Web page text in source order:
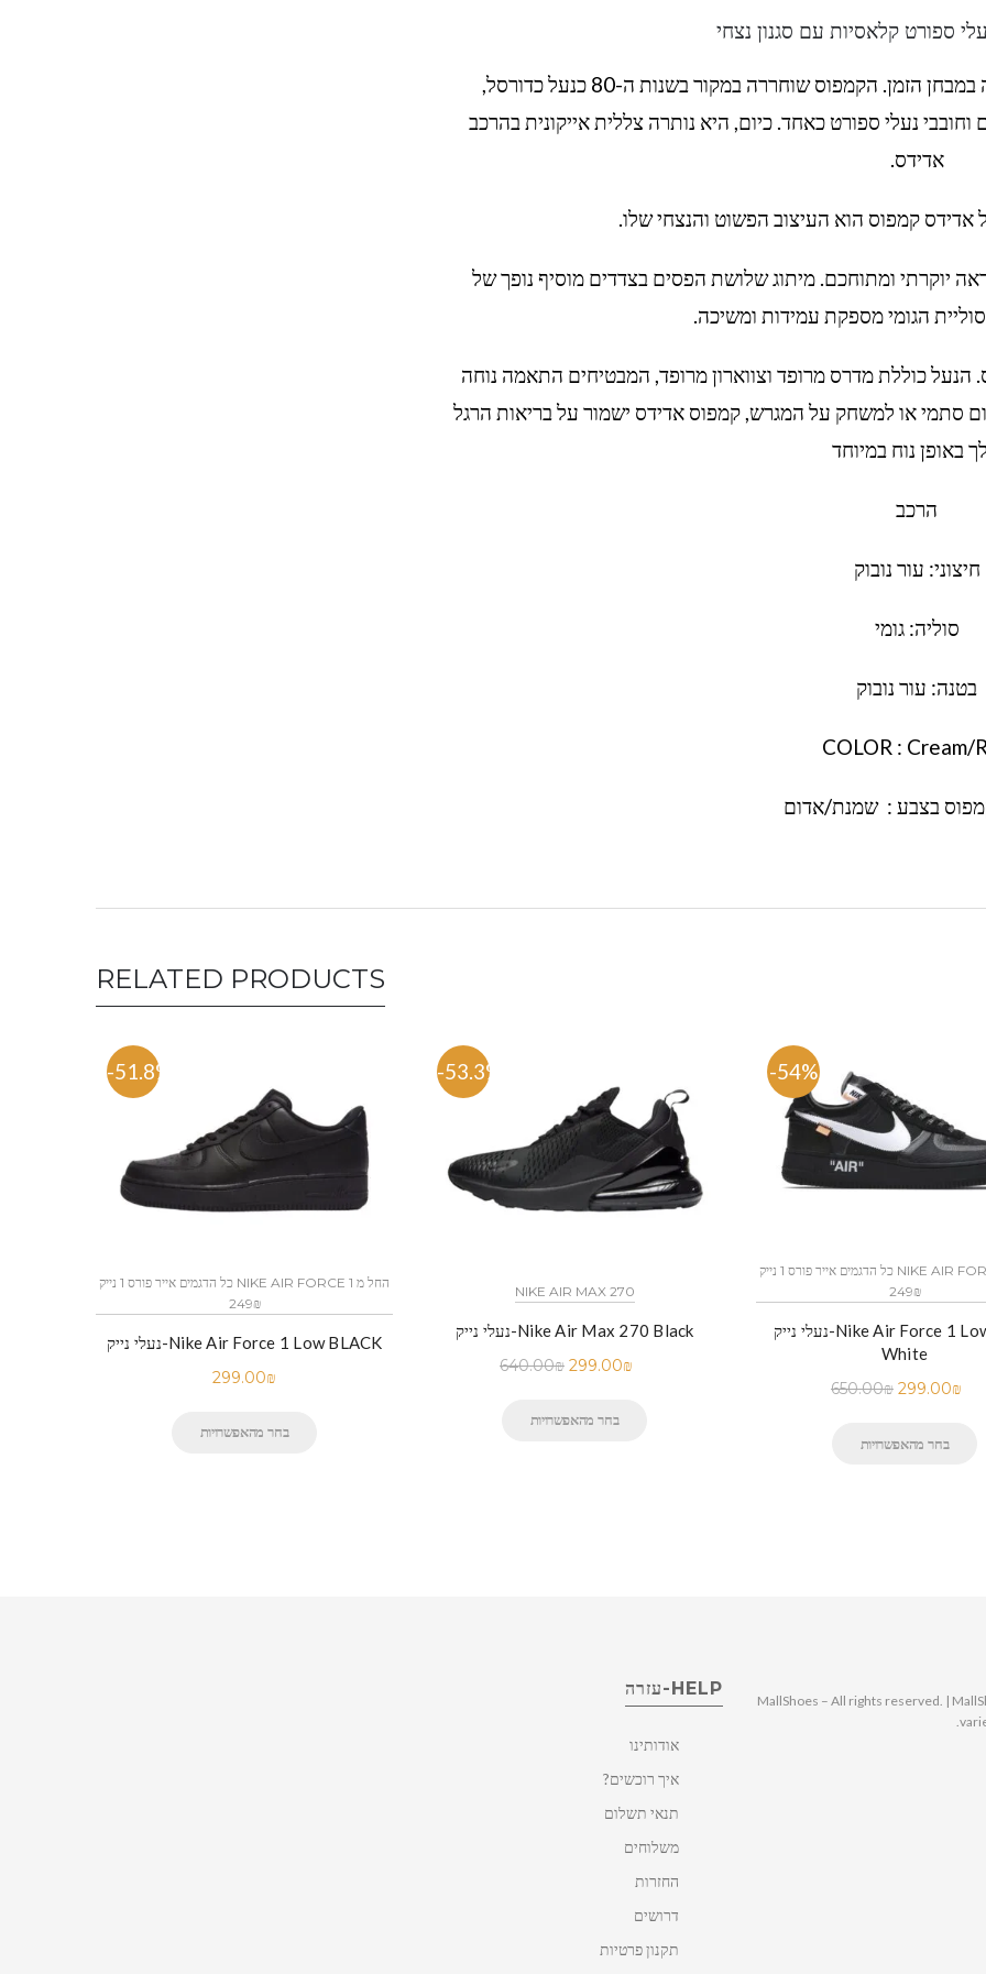
ספורט קלאסיות עם סגנון נצחי
אדידס קמפוס היא נעלי ספורט קלאסיות שעמדה במבחן הזמן. הקמפוס שוחררה במקור בשנות ה-80 כנעל כדורסל,
נעלי ספורט כאחד. כיום, היא נותרה צללית אייקונית בהרכב
אדידס.
קמפוס הוא העיצוב הפשוט והנצחי שלו.
יוקרתי ומתוחכם. מיתוג שלושת הפסים בצדדים מוסיף נופך של
הגומי מספקת עמידות ומשיכה.
הנעל כוללת מדרס מרופד וצווארון מרופד, המבטיחים התאמה נוחה
סתמי או למשחק על המגרש, קמפוס אדידס ישמור על בריאות הרגל
באופן נוח במיוחד
הרכב
חיצוני: עור נובוק
סוליה: גומי
בטנה: עור נובוק
COLOR : Cream/
בצבע : שמנת/אדום
RELATED PRODUCTS
-51.8%
כל הדגמים אייר פורס 1 נייק NIKE AIR FORCE 1 החל מ
249₪
נעלי נייק-Nike Air Force 1 Low BLACK
299.00₪
בחר מהאפשרויות
-53.3%
NIKE AIR MAX 270
נעלי נייק-Nike Air Max 270 Black
640.00₪ 299.00₪
בחר מהאפשרויות
-54%
כל הדגמים אייר פורס 1 נייק NIKE AIR FORCE 1 החל מ
249₪
נעלי נייק-Nike Air Force 1 Low Black
White
650.00₪ 299.00₪
בחר מהאפשרויות
HELP-עזרה
אודותינו
איך רוכשים?
תנאי תשלום
משלוחים
החזרות
דרושים
תקנון פרטיות
© 2025 MallShoes – All rights reserved. |